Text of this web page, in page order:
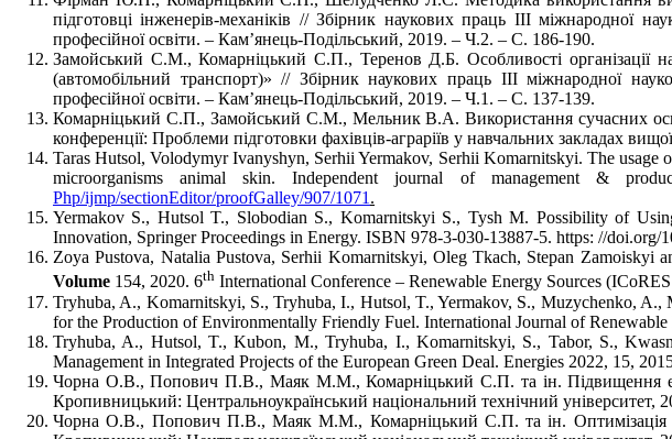
підготовці інженерів-механіків // Збірник наукових праць ІІІ міжнародної
професійної освіти. – Кам’янець-Подільський, 2019. – Ч.2. – С. 186-190.
Замойський С.М., Комарніцький С.П., Теренов Д.Б. Особливості організації
(автомобільний транспорт)» // Збірник наукових праць ІІІ міжнародної
професійної освіти. – Кам’янець-Подільський, 2019. – Ч.1. – С. 137-139.
Комарніцький С.П., Замойський С.М., Мельник В.А. Використання сучасних
конференції: Проблеми підготовки фахівців-аграріїв у навчальних закладах
Taras Hutsol, Volodymyr Ivanyshyn, Serhii Yermakov, Serhii Komarnitskyi. The
microorganisms animal skin. Independent journal of management &
Php/ijmp/sectionEditor/proofGalley/907/1071 .
Yermakov S., Hutsol T., Slobodian S., Komarnitskyi S., Tysh M. Possibility of
Innovation, Springer Proceedings in Energy. ISBN 978-3-030-13887-5. https: //doi.org/
Zoya Pustova, Natalia Pustova, Serhii Komarnitskyi, Oleg Tkach, Stepan
Volume 154, 2020. 6th International Conference – Renewable Energy Sources
Tryhuba, A., Komarnitskyi, S., Tryhuba, I., Hutsol, T., Yermakov, S., Muzychenko,
for the Production of Environmentally Friendly Fuel. International Journal of
Tryhuba, A., Hutsol, T., Kubon, M., Tryhuba, I., Komarnitskyi, S., Tabor, S.,
Management in Integrated Projects of the European Green Deal. Energies 2022, 15,
Чорна О.В., Попович П.В., Маяк М.М., Комарніцький С.П. та ін. Підвищення
Кропивницький: Центральноукраїнський національний технічний університет,
Чорна О.В., Попович П.В., Маяк М.М., Комарніцький С.П. та ін. Оптимізація